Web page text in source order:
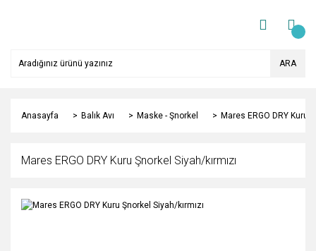
ARA
Anasayfa Balık Avı Maske - Şnorkel Mares ERGO DRY Kuru
Mares ERGO DRY Kuru Şnorkel Siyah/kırmızı